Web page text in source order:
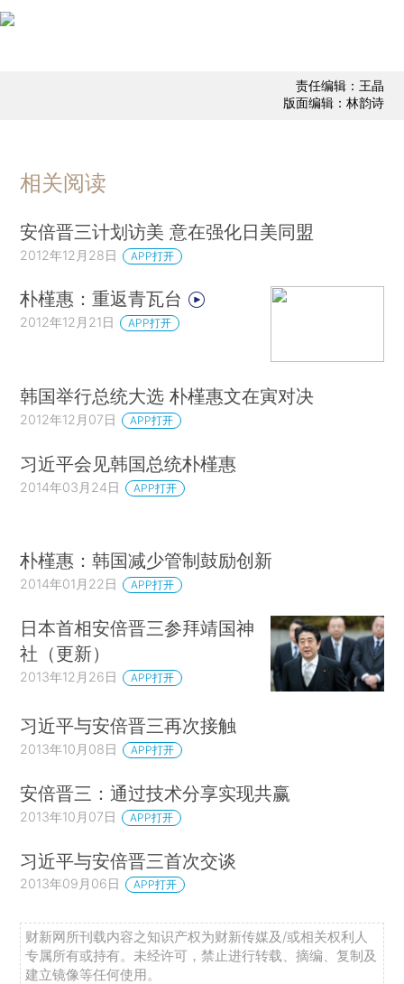
责任编辑：王晶
版面编辑：林韵诗
相关阅读
安倍晋三计划访美 意在强化日美同盟
2012年12月28日 APP打开
朴槿惠：重返青瓦台
2012年12月21日 APP打开
韩国举行总统大选 朴槿惠文在寅对决
2012年12月07日 APP打开
习近平会见韩国总统朴槿惠
2014年03月24日 APP打开
朴槿惠：韩国减少管制鼓励创新
2014年01月22日 APP打开
日本首相安倍晋三参拜靖国神
社（更新）
2013年12月26日 APP打开
习近平与安倍晋三再次接触
2013年10月08日 APP打开
安倍晋三：通过技术分享实现共赢
2013年10月07日 APP打开
习近平与安倍晋三首次交谈
2013年09月06日 APP打开
财新网所刊载内容之知识产权为财新传媒及/或相关权利人
专属所有或持有。未经许可，禁止进行转载、摘编、复制及
建立镜像等任何使用。